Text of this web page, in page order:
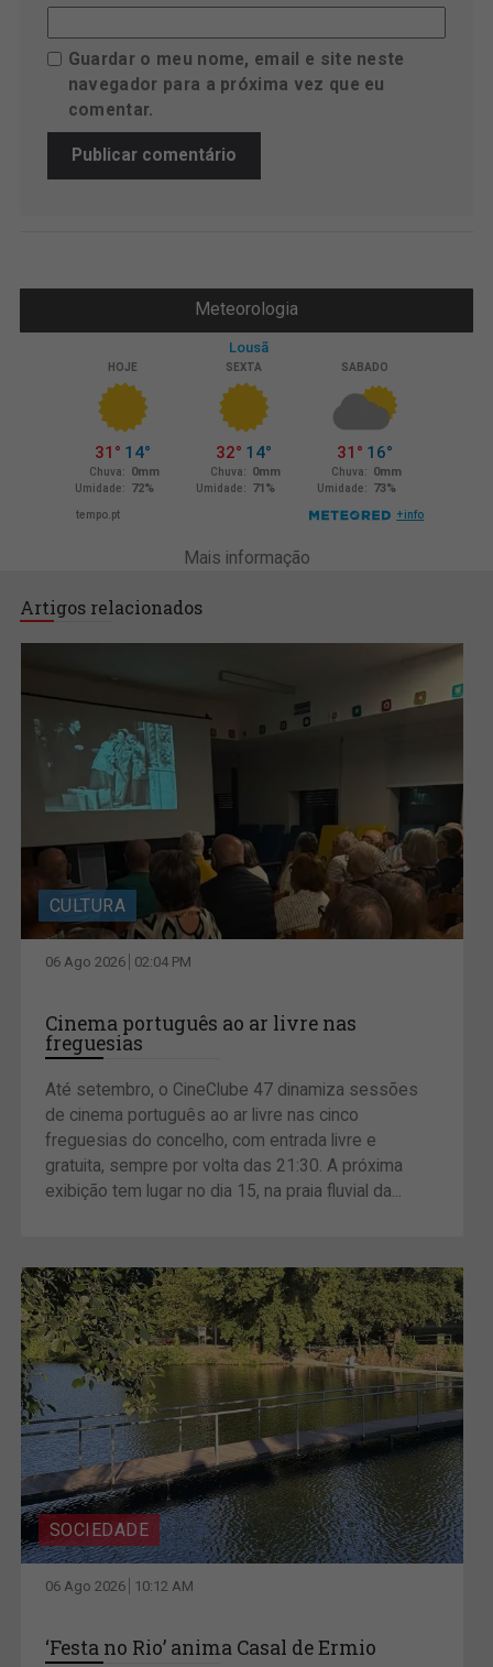
Guardar o meu nome, email e site neste
navegador para a próxima vez que eu
comentar.
Meteorologia
Mais informação
Artigos relacionados
CULTURA
06 Ago 2026 02:04 PM
Cinema português ao ar livre nas
freguesias
Até setembro, o CineClube 47 dinamiza sessões
de cinema português ao ar livre nas cinco
freguesias do concelho, com entrada livre e
gratuita, sempre por volta das 21:30. A próxima
exibição tem lugar no dia 15, na praia fluvial da...
SOCIEDADE
06 Ago 2026 10:12 AM
‘Festa no Rio’ anima Casal de Ermio